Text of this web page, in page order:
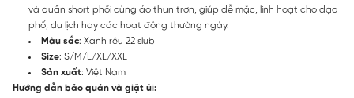
và quần short phối cùng áo thun trơn, giúp dễ mặc, linh hoạt cho dạo
phố, du lịch hay các hoạt động thường ngày.
Màu sắc: Xanh rêu 22 slub
Size: S/M/L/XL/XXL
Sản xuất: Việt Nam
Hướng dẫn bảo quản và giặt ủi: